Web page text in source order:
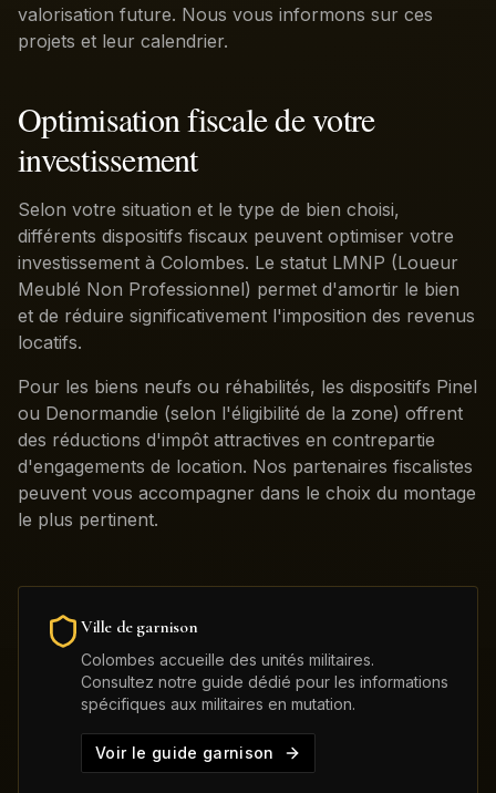
valorisation future. Nous vous informons sur ces
projets et leur calendrier.
Optimisation fiscale de votre
investissement
Selon votre situation et le type de bien choisi,
différents dispositifs fiscaux peuvent optimiser votre
investissement à Colombes. Le statut LMNP (Loueur
Meublé Non Professionnel) permet d'amortir le bien
et de réduire significativement l'imposition des revenus
locatifs.
Pour les biens neufs ou réhabilités, les dispositifs Pinel
ou Denormandie (selon l'éligibilité de la zone) offrent
des réductions d'impôt attractives en contrepartie
d'engagements de location. Nos partenaires fiscalistes
peuvent vous accompagner dans le choix du montage
le plus pertinent.
Ville de garnison
Colombes accueille des unités militaires.
Consultez notre guide dédié pour les informations
spécifiques aux militaires en mutation.
Voir le guide garnison